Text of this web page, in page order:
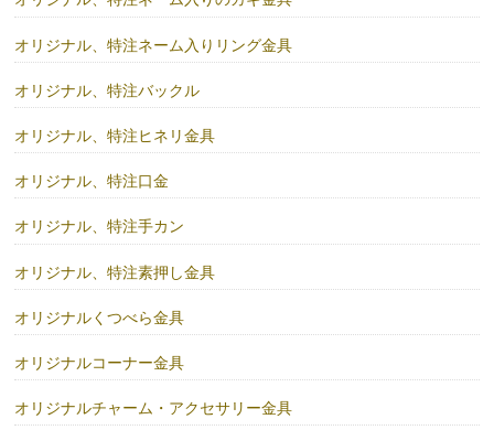
オリジナル、特注ネーム入りリング金具
オリジナル、特注バックル
オリジナル、特注ヒネリ金具
オリジナル、特注口金
オリジナル、特注手カン
オリジナル、特注素押し金具
オリジナルくつべら金具
オリジナルコーナー金具
オリジナルチャーム・アクセサリー金具